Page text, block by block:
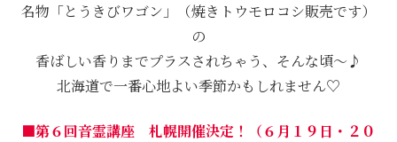
名物「とうきびワゴン」（焼きトウモロコシ販売です）
の
香ばしい香りまでプラスされちゃう、そんな頃〜♪
北海道で一番心地よい季節かもしれません♡
■第６回音霊講座 札幌開催決定！（６月１９日・２０